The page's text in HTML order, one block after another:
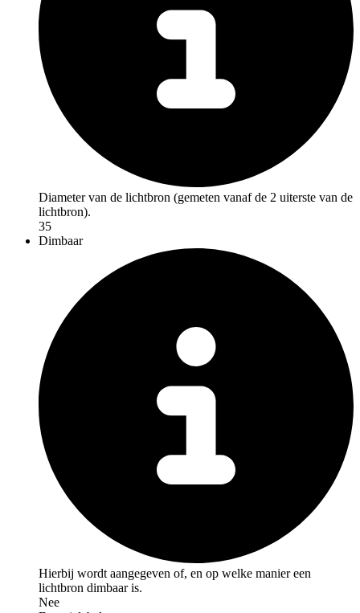
Diameter van de lichtbron (gemeten vanaf de 2 uiterste van de
lichtbron).
35
Dimbaar
Hierbij wordt aangegeven of, en op welke manier een
lichtbron dimbaar is.
Nee